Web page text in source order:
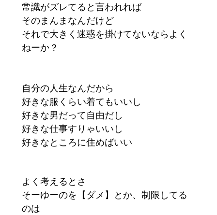
常識がズレてると言われれば
そのまんまなんだけど
それで大きく迷惑を掛けてないならよく
ねーか？
自分の人生なんだから
好きな服くらい着てもいいし
好きな男だって自由だし
好きな仕事すりゃいいし
好きなところに住めばいい
よく考えるとさ
そーゆーのを【ダメ】とか、制限してる
のは